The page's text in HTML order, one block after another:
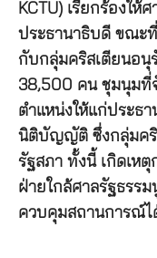
KCTU) เรียกร้องใ
ประธานาธิบดี ขณะ
กับกลุ่มคริสเตียนอนุ
38,500 คน ชุมนุมที่
ตำแหน่งให้แก่ประธ
นิติบัญญัติ ซึ่งกลุ่มคริ
รัฐสภา ทั้งนี้ เกิดเห
ฝ่ายใกล้ศาลรัฐธรร
ควบคุมสถานการณ์ไ